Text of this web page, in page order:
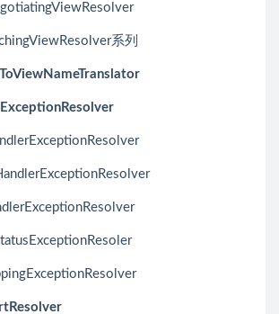
系列